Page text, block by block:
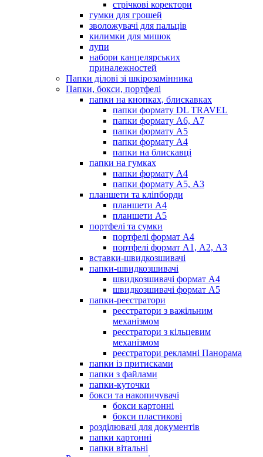
стрічкові коректори
гумки для грошей
зволожувачі для пальців
килимки для мишок
лупи
набори канцелярських
приналежностей
Папки ділові зі шкірозамінника
Папки, бокси, портфелі
папки на кнопках, блискавках
папки формату DL TRAVEL
папки формату А6, А7
папки формату А5
папки формату А4
папки на блискавці
папки на гумках
папки формату А4
папки формату А5, А3
планшети та кліпборди
планшети А4
планшети А5
портфелі та сумки
портфелі формат А4
портфелі формат А1, А2, А3
вставки-швидкозшивачі
папки-швидкозшивачі
швидкозшивачі формат А4
швидкозшивачі формат А5
папки-реєстратори
реєстратори з важільним
механізмом
реєстратори з кільцевим
механізмом
реєстратори рекламні Панорама
папки із притисками
папки з файлами
папки-куточки
бокси та накопичувачі
бокси картонні
бокси пластикові
розділювачі для документів
папки картонні
папки вітальні